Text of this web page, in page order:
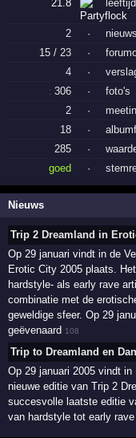
21.8 leeftijd
2 ·
15 / 23
·
4
·
: 306 ·
foto's
2
·
18
·
285
·
goed
·
Nieuws
Trip 2 Dreamland in
Op 29 januari vindt in de
Erotic City 2005 plaats.
hardstyle- als early rave
combinatie met de
geweldige sfeer. Op 29
geëvenaard 108
Trip to Dreamland en
Op 29 januari 2005 vindt
nieuwe editie van Trip 2
succesvolle laatste editie
van hardstyle tot early